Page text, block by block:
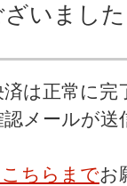
いまし
は正常に
メールが
ちらまでお